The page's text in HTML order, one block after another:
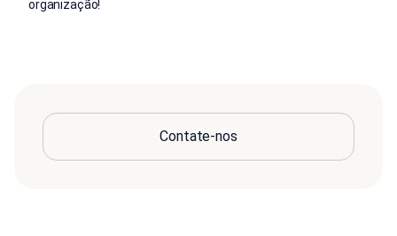
organização!
Contate-nos